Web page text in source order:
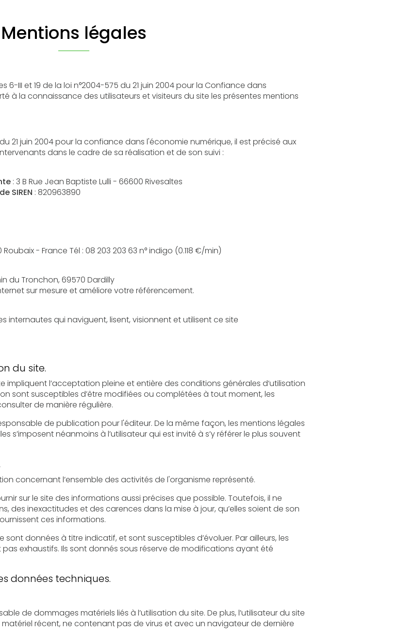
Mentions légales
de la loi n°2004-575 du 21 juin 2004 pour la Confiance dans
des utilisateurs et visiteurs du site les présentes mentions
pour la confiance dans l'économie numérique, il est précisé aux
utilisateurs du site l'identité des différents intervenants dans le cadre de sa réalisation et de son suivi :
: 3 B Rue Jean Baptiste Lulli - 66600 Rivesaltes
SIREN : 820963890
: OVH 140 Quai du Sartel - 59100 Roubaix - France Tél : 08 203 203 63 n° indigo (0.118 €/min)
du Tronchon, 69570 Dardilly
sur mesure et améliore votre référencement.
Sont considérés comme utilisateurs tous les internautes qui naviguent, lisent, visionnent et utilisent ce site
du site.
pleine et entière des conditions générales d’utilisation
ou complétées à tout moment, les
utilisateurs du site sont donc invités à les consulter de manière régulière.
publication pour l'éditeur. De la même façon, les mentions légales
à l’utilisateur qui est invité à s’y référer le plus souvent
Le site a pour objet de fournir une information concernant l’ensemble des activités de l'organisme représenté.
des informations aussi précises que possible. Toutefois, il ne
et des carences dans la mise à jour, qu’elles soient de son
ces informations.
à titre indicatif, et sont susceptibles d’évoluer. Par ailleurs, les
donnés sous réserve de modifications ayant été
données techniques.
matériels liés à l’utilisation du site. De plus, l’utilisateur du site
pas de virus et avec un navigateur de dernière